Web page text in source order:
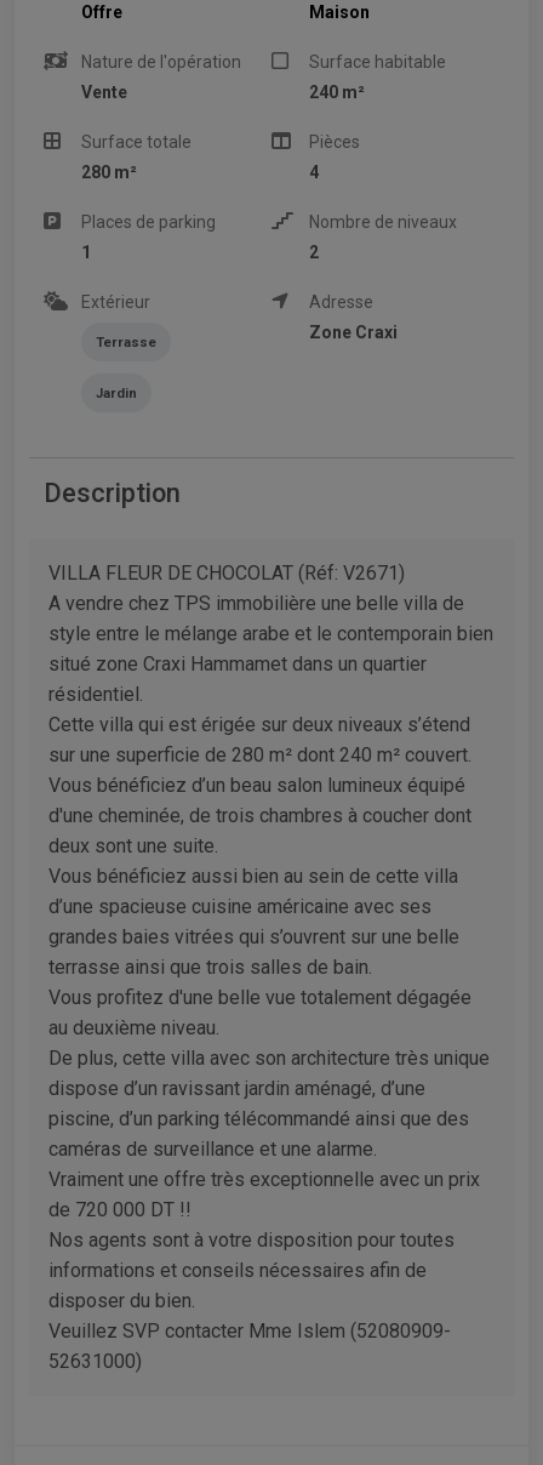
Offre
Maison
Nature de l'opération
Vente
Surface habitable
240 m²
Surface totale
280 m²
Pièces
4
Places de parking
1
Nombre de niveaux
2
Extérieur
Terrasse
Jardin
Adresse
Zone Craxi
Description
VILLA FLEUR DE CHOCOLAT (Réf: V2671)
A vendre chez TPS immobilière une belle villa de
style entre le mélange arabe et le contemporain bien
situé zone Craxi Hammamet dans un quartier
résidentiel.
Cette villa qui est érigée sur deux niveaux s’étend
sur une superficie de 280 m² dont 240 m² couvert.
Vous bénéficiez d’un beau salon lumineux équipé
d'une cheminée, de trois chambres à coucher dont
deux sont une suite.
Vous bénéficiez aussi bien au sein de cette villa
d’une spacieuse cuisine américaine avec ses
grandes baies vitrées qui s’ouvrent sur une belle
terrasse ainsi que trois salles de bain.
Vous profitez d'une belle vue totalement dégagée
au deuxième niveau.
De plus, cette villa avec son architecture très unique
dispose d’un ravissant jardin aménagé, d’une
piscine, d’un parking télécommandé ainsi que des
caméras de surveillance et une alarme.
Vraiment une offre très exceptionnelle avec un prix
de 720 000 DT !!
Nos agents sont à votre disposition pour toutes
informations et conseils nécessaires afin de
disposer du bien.
Veuillez SVP contacter Mme Islem (52080909-
52631000)